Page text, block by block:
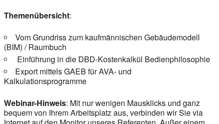
Themenübersicht:
Vom Grundriss zum kaufmännischen Gebäudemodell
(BIM) / Raumbuch
Einführung in die DBD-Kostenkalkül Bedienphilosophie
Export mittels GAEB für AVA- und
Kalkulationsprogramme
Webinar-Hinweis: Mit nur wenigen Mausklicks und ganz
bequem von Ihrem Arbeitsplatz aus, verbinden wir Sie via